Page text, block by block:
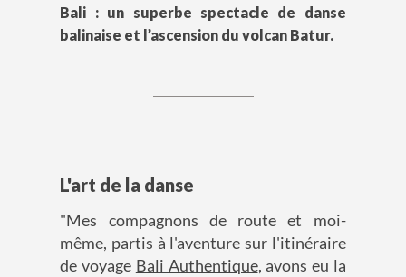
Bali : un superbe spectacle de danse
balinaise et l’ascension du volcan Batur.
L'art de la danse
"Mes compagnons de route et moi-
même, partis à l'aventure sur l'itinéraire
de voyage Bali Authentique, avons eu la